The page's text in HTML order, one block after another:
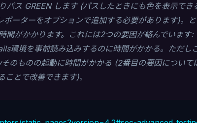
パス GREEN します (パスしたときにも色を表示でき
ーターをオプションで追加する必要があります)。と
間がかかります。これには2つの要因が絡んでいます:
環境を事前読み込みするのに時間がかかる。ただし
のものの起動に時間がかかる (2番目の要因について
とで改善できます)。